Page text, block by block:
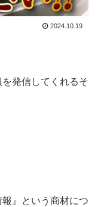
2024.10.19
発信してくれるそ
』という商材につ